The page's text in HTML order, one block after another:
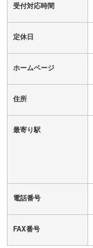
受付対応時間
定休日
ホームページ
住所
最寄り駅
電話番号
FAX番号